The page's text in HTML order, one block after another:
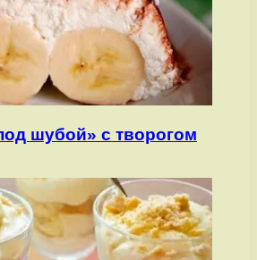
шубой» с творогом